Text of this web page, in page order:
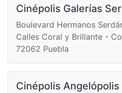
Cinépolis Galerías
Boulevard Hermanos
Calles Coral y Brillante -
72062 Puebla
Cinépolis Angelópolis